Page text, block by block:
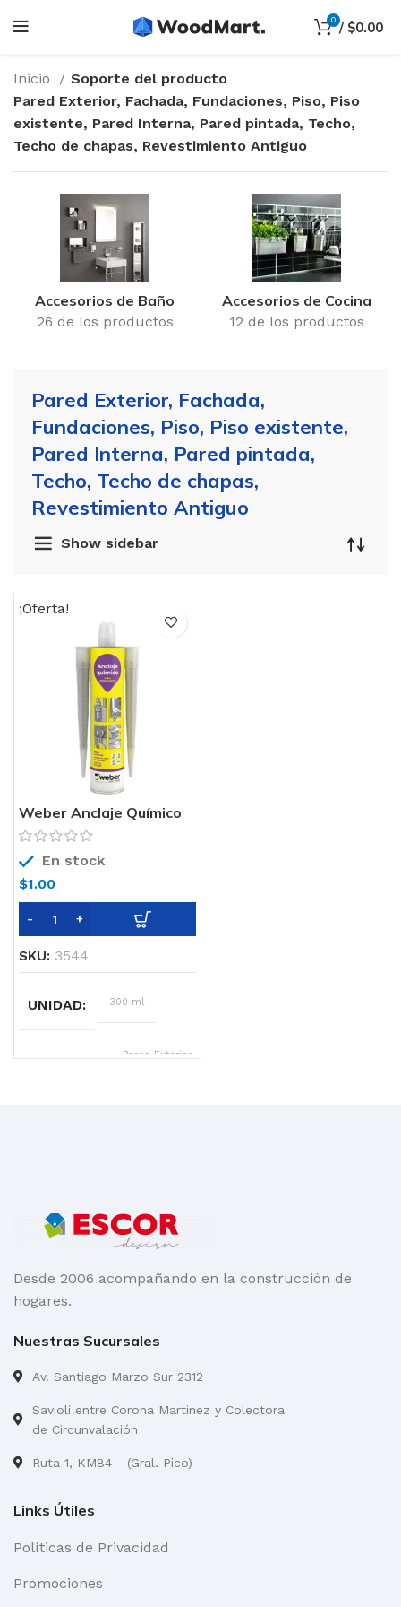
0 / $0.00
Inicio
Soporte del producto
Pared Exterior, Fachada, Fundaciones, Piso, Piso
existente, Pared Interna, Pared pintada, Techo,
Techo de chapas, Revestimiento Antiguo
Accesorios de Baño
26 de los productos
Accesorios de Cocina
12 de los productos
Pared Exterior, Fachada,
Fundaciones, Piso, Piso existente,
Pared Interna, Pared pintada,
Techo, Techo de chapas,
Revestimiento Antiguo
Show sidebar
¡Oferta!
Weber Anclaje Químico
En stock
$1.00
SKU: 3544
UNIDAD 300 ml
SOPORTE
Pared Exterior,
gris
Desde 2006 acompañando en la construcción de
hogares.
Nuestras Sucursales
Av. Santiago Marzo Sur 2312
Savioli entre Corona Martinez y Colectora
de Circunvalación
Ruta 1, KM84 - (Gral. Pico)
Links Útiles
Políticas de Privacidad
Promociones